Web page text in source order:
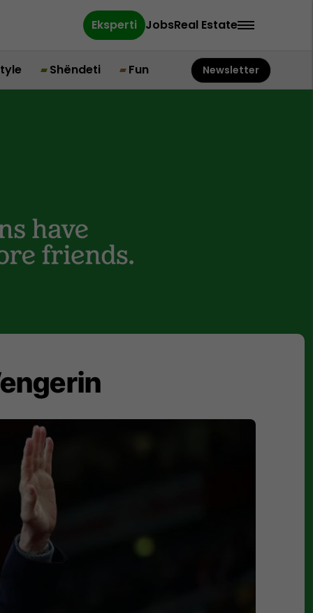
Eksperti JobsReal Estate
Shëndeti Fun Newsletter